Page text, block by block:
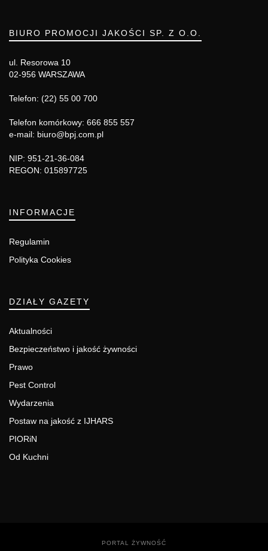
BIURO PROMOCJI JAKOŚCI SP. Z O.O.
ul. Resorowa 10
02-956 WARSZAWA
Telefon: (22) 55 00 700
Telefon komórkowy: 666 855 557
e-mail: biuro@bpj.com.pl
NIP: 951-21-36-084
REGON: 015897725
INFORMACJE
Regulamin
Polityka Cookies
DZIAŁY GAZETY
Aktualności
Bezpieczeństwo i jakość żywności
Prawo
Pest Control
Wydarzenia
Postaw na jakość z IJHARS
PIORiN
Od Kuchni
PORTAL ŻYWNOŚĆ